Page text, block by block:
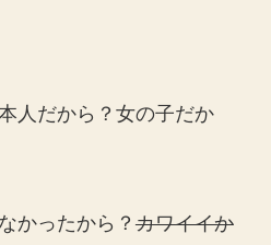
人だから？女の子だか
かったから？ カワイイか